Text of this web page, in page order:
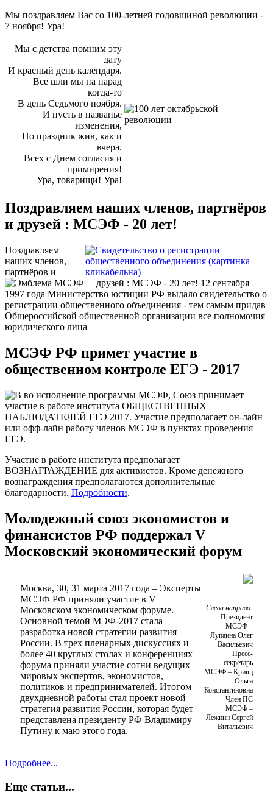
Мы поздравляем Вас со 100-летней годовщиной революции -
7 ноября! Ура!
Мы с детства помним эту
дату
И красный день календаря.
Все шли мы на парад
когда-то
В день Седьмого ноября.
И пусть в названье
изменения,
Но праздник жив, как и
вчера.
Всех с Днем согласия и
примирения!
Ура, товарищи! Ура!
Поздравляем наших членов, партнёров
и друзей : МСЭФ - 20 лет!
Поздравляем
наших членов,
партнёров и
друзей : МСЭФ - 20 лет! 12 сентября
1997 года Министерство юстиции РФ выдало свидетельство о
регистрации общественного объединения - тем самым придав
Общероссийской общественной организации все полномочия
юридического лица
МСЭФ РФ примет участие в
общественном контроле ЕГЭ - 2017
В во исполнение программы МСЭФ, Союз принимает
участие в работе института ОБЩЕСТВЕННЫХ
НАБЛЮДАТЕЛЕЙ ЕГЭ 2017. Участие предполагает он-лайн
или офф-лайн работу членов МСЭФ в пунктах проведения
ЕГЭ.
Участие в работе института предполагает
ВОЗНАГРАЖДЕНИЕ для активистов. Кроме денежного
вознаграждения предполагаются дополнительные
благодарности. Подробности.
Молодежный союз экономистов и
финансистов РФ поддержал V
Московский экономический форум
Москва, 30, 31 марта 2017 года – Эксперты
МСЭФ РФ приняли участие в V
Московском экономическом форуме.
Основной темой МЭФ-2017 стала
разработка новой стратегии развития
России. В трех пленарных дискуссиях и
более 40 круглых столах и конференциях
форума приняли участие сотни ведущих
мировых экспертов, экономистов,
политиков и предпринимателей. Итогом
двухдневной работы стал проект новой
стратегия развития России, которая будет
представлена президенту РФ Владимиру
Путину к маю этого года.
Слева направо:
Президент
МСЭФ –
Лупаина Олег
Васильевич
Пресс-
секретарь
МСЭФ – Кривц
Ольга
Константиновна
Член ПС
МСЭФ –
Лежнин Сергей
Витальевич
Подробнее...
Еще статьи...